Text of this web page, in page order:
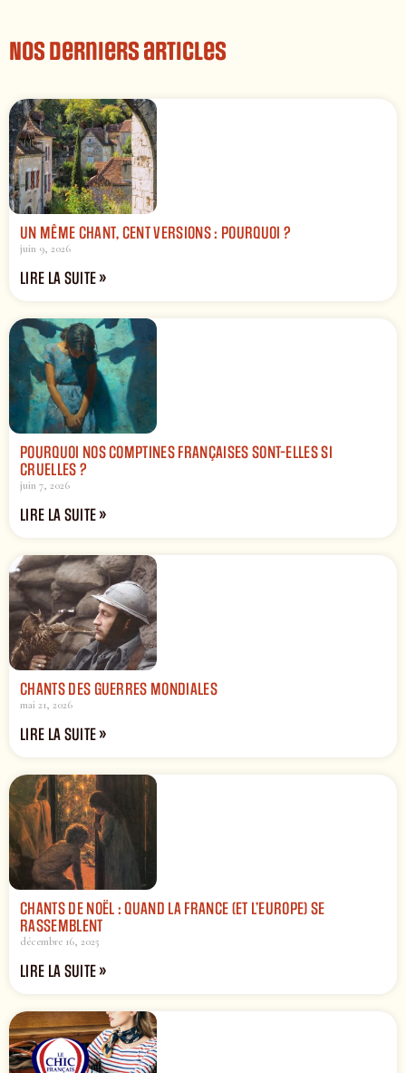
Nos derniers articles
UN MÊME CHANT, CENT VERSIONS : POURQUOI ?
juin 9, 2026
LIRE LA SUITE »
POURQUOI NOS COMPTINES FRANÇAISES SONT-ELLES SI
CRUELLES ?
juin 7, 2026
LIRE LA SUITE »
CHANTS DES GUERRES MONDIALES
mai 21, 2026
LIRE LA SUITE »
CHANTS DE NOËL : QUAND LA FRANCE (ET L’EUROPE) SE
RASSEMBLENT
décembre 16, 2025
LIRE LA SUITE »